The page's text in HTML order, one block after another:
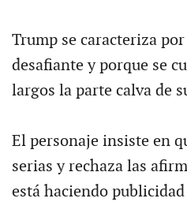
Trump se caracteriza
desafiante y porque se
largos la parte calva de
El personaje insiste en
serias y rechaza las
está haciendo